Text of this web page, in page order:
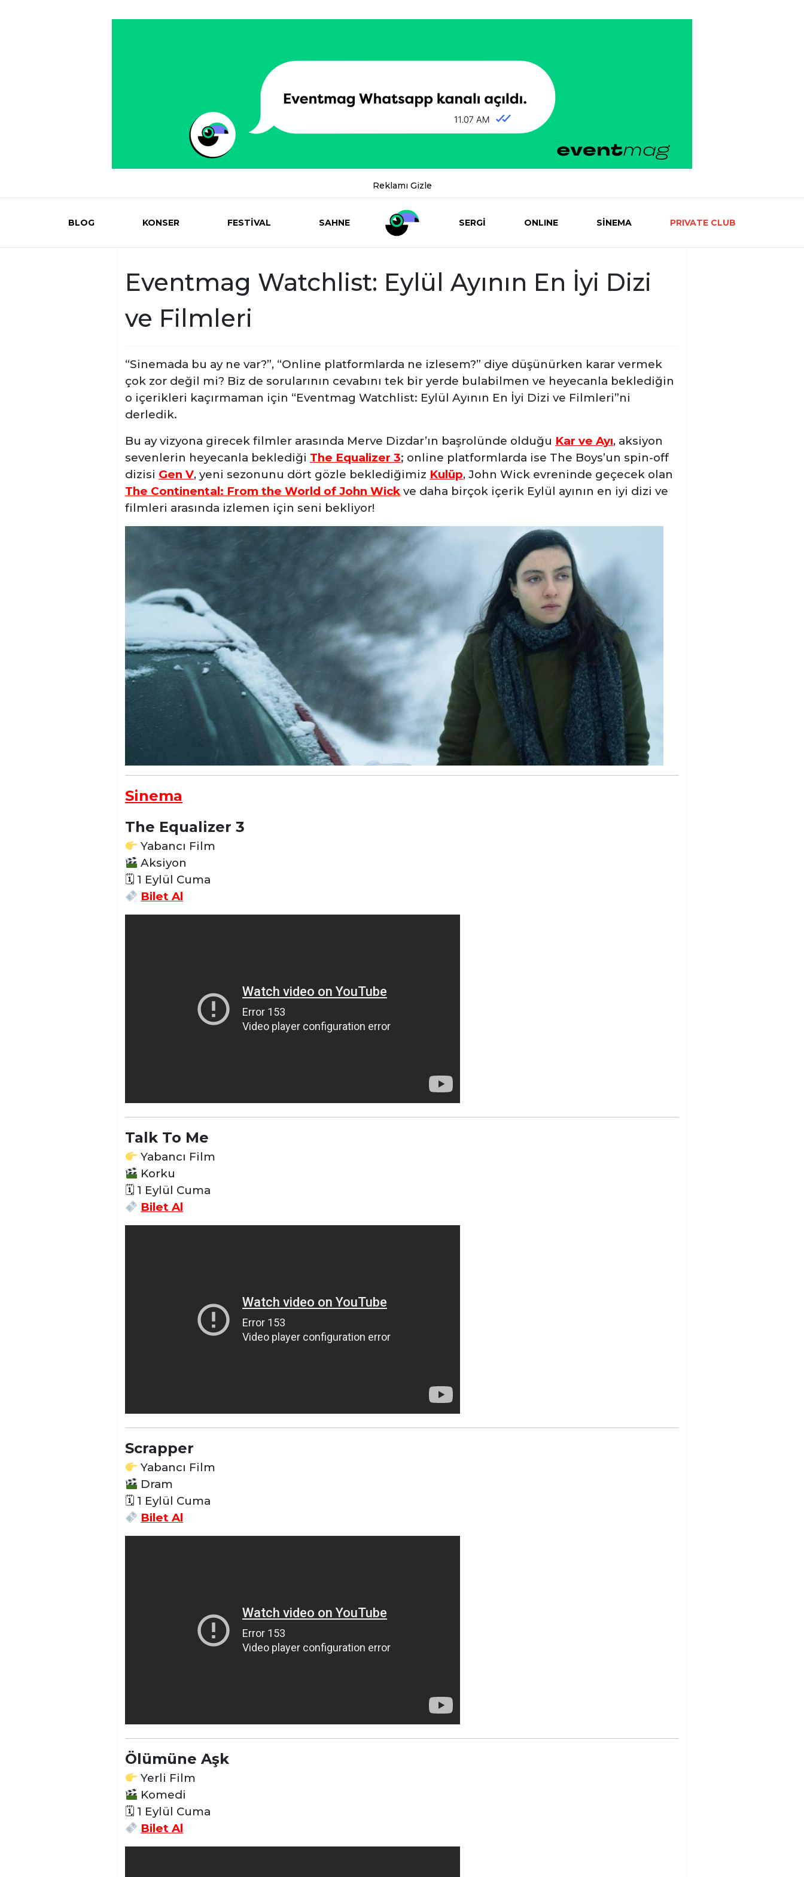
Reklamı Gizle
Eventmag
BLOG KONSER FESTİVAL SAHNE SERGİ ONLINE SİNEMA PRIVATE CLUB
Eventmag Watchlist: Eylül Ayının En İyi Dizi
ve Filmleri
“Sinemada bu ay ne var?”, “Online platformlarda ne izlesem?” diye düşünürken karar vermek
çok zor değil mi? Biz de sorularının cevabını tek bir yerde bulabilmen ve heyecanla beklediğin
o içerikleri kaçırmaman için “Eventmag Watchlist: Eylül Ayının En İyi Dizi ve Filmleri”ni
derledik.
Bu ay vizyona girecek filmler arasında Merve Dizdar’ın başrolünde olduğu Kar ve Ayı, aksiyon
sevenlerin heyecanla beklediği The Equalizer 3; online platformlarda ise The Boys’un spin-off
dizisi Gen V, yeni sezonunu dört gözle beklediğimiz Kulüp, John Wick evreninde geçecek olan
The Continental: From the World of John Wick ve daha birçok içerik Eylül ayının en iyi dizi ve
filmleri arasında izlemen için seni bekliyor!
Sinema
The Equalizer 3
Yabancı Film
Aksiyon
🗓 1 Eylül Cuma
Bilet Al
Talk To Me
Yabancı Film
Korku
🗓 1 Eylül Cuma
Bilet Al
Scrapper
Yabancı Film
Dram
🗓 1 Eylül Cuma
Bilet Al
Ölümüne Aşk
Yerli Film
Komedi
🗓 1 Eylül Cuma
Bilet Al